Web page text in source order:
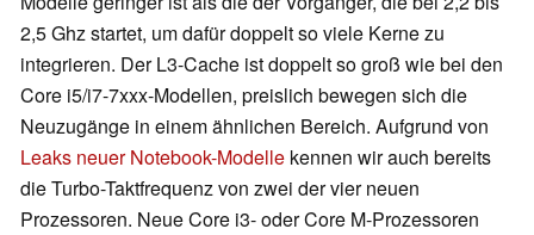
2,5 Ghz startet, um dafür doppelt so viele Kerne zu
integrieren. Der L3-Cache ist doppelt so groß wie bei den
Core i5/i7-7xxx-Modellen, preislich bewegen sich die
Neuzugänge in einem ähnlichen Bereich. Aufgrund von
Leaks neuer Notebook-Modelle kennen wir auch bereits
die Turbo-Taktfrequenz von zwei der vier neuen
Prozessoren. Neue Core i3- oder Core M-Prozessoren